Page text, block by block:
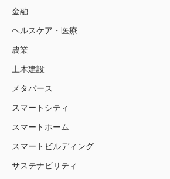
金融
ヘルスケア・医療
農業
土木建設
メタバース
スマートシティ
スマートホーム
スマートビルディング
サステナビリティ